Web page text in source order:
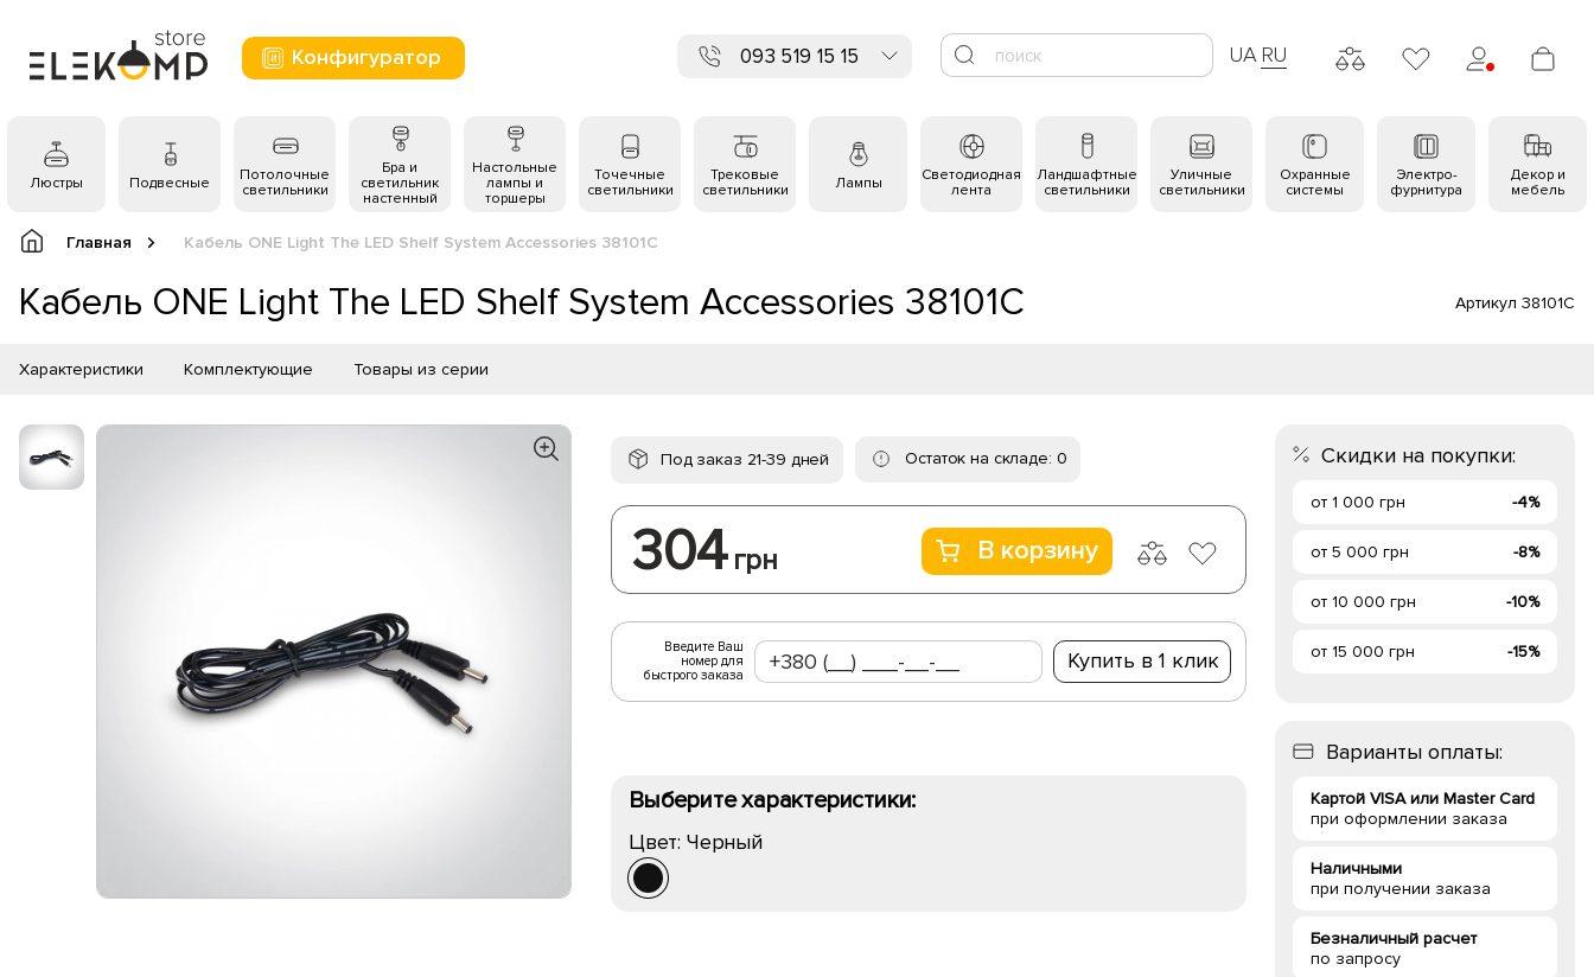
Конфигуратор 093 519 15 15 UA RU
Люстры Подвесные
Потолочные
светильники
Бра и
светильник
настенный
Настольные
лампы и
торшеры
Точечные
светильники
Трековые
светильники
Лампы
Светодиодная
лента
Ландшафтные
светильники
Уличные
светильники
Охранные
системы
Электро-
фурнитура
Декор и
мебель
Главная Кабель ONE Light The LED Shelf System Accessories 38101C
Кабель ONE Light The LED Shelf System Accessories 38101C Артикул 38101C
Характеристики Комплектующие Товары из серии
Под заказ 21-39 дней Остаток на складе: 0
304 грн В корзину
Введите Ваш
номер для
быстрого заказа
Купить в 1 клик
Выберите характеристики:
Цвет: Черный
Скидки на покупки:
от 1 000 грн -4%
от 5 000 грн -8%
от 10 000 грн -10%
от 15 000 грн -15%
Варианты оплаты:
Картой VISA или Master Card
при оформлении заказа
Наличными
при получении заказа
Безналичный расчет
по запросу